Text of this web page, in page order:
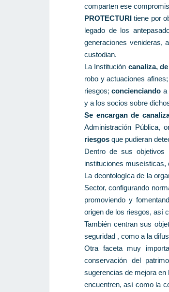
comparten ese
PROTECTURI tiene por
legado de los
generaciones venideras,
custodian.
La Institución canaliza,
robo y actuaciones afines;
riesgos;concienciando a
y a los socios sobre
Se encargan de
Administración Pública,
riesgos que pudieran
Dentro de sus objetivos
instituciones museísticas,
La deontologíca de la
Sector, configurando
promoviendo y
origen de los riesgos, así
También centran sus
seguridad , como a la
Otra faceta muy
conservación del
sugerencias de mejora
encuentren, así como la